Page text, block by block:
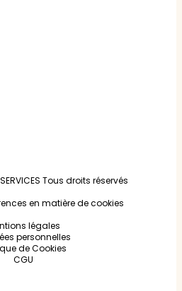
Tous droits réservés
en matière de cookies
légales
personnelles
de Cookies
CGU